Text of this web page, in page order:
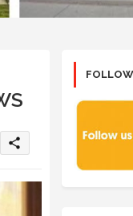
share